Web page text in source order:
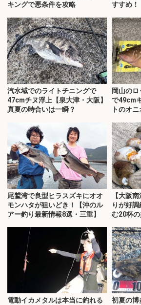
キングで悪条件を攻略
すすめ
汽水域でのライトチニングで
47cmチヌ浮上【泉大津・大阪】
真夏の時合いは一瞬？
岡山の
で49cm
トのオ
尾鷲湾で良型ヒラスズキにオオ
モンハタが狙いどき！【沖のル
アー釣り最新情報8選・三重】
【大阪
りが好
む20杯の
電動イカメタルは本当に釣れる
初夏の博